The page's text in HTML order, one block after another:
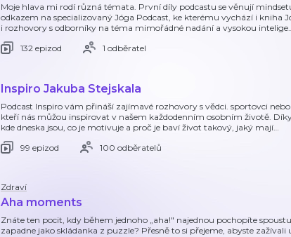
Moje hlava mi rodí různá témata. První díly podcastu se věnují
odkazem na specializovaný Jóga Podcast, ke kterému vychází i kniha
i rozhovory s odborníky na téma mimořádné nadání a vysokou intelige
132 epizod
1 odběratel
Inspiro Jakuba Stejskala
Podcast Inspiro vám přináší zajímavé rozhovory s vědci. sportovci
kteří nás můžou inspirovat v našem každodenním osobním životě.
kde dneska jsou, co je motivuje a proč je baví život takový, jaký mají…
99 epizod
100 odběratelů
Zdraví
Aha moments
Znáte ten pocit, kdy během jednoho „aha!" najednou pochopíte
zapadne jako skládanka z puzzle? Přesně to si přejeme, abyste zažívali